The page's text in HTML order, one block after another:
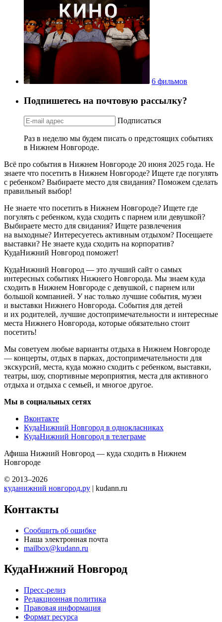
6 фильмов
Подпишетесь на почтовую рассылку?
Подписаться
Раз в неделю мы будем писать о предстоящих событиях
в Нижнем Новгороде.
Всё про события в Нижнем Новгороде 20 июня 2025 года. Не
знаете что посетить в Нижнем Новгороде? Ищете где погулять
с ребенком? Выбираете место для свидания? Поможем сделать
правильный выбор!
Не знаете что посетить в Нижнем Новгороде? Ищете где
погулять с ребенком, куда сходить с парнем или девушкой?
Выбираете место для свидания? Ищете развлечения
на выходные? Интересуетесь активным отдыхом? Посещаете
выставки? Не знаете куда сходить на корпоратив?
КудаНижний Новгород поможет!
КудаНижний Новгород — это лучший сайт о самых
интересных событиях Нижнего Новгорода. Мы знаем куда
сходить в Нижнем Новгороде с девушкой, с парнем или
большой компанией. У нас только лучшие события, музеи
и выставки Нижнего Новгорода. События для детей
и их родителей, лучшие достопримечательности и интересные
места Нижнего Новгорода, которые обязательно стоит
посетить!
Мы советуем любые варианты отдыха в Нижнем Новгороде
— концерты, отдых в парках, достопримечательности для
экскурсий, места, куда можно сходить с ребенком, выставки,
театры, шоу, спортивные мероприятия, места для активного
отдыха и отдыха с семьей, и многое другое.
Мы в социальных сетях
Вконтакте
КудаНижний Новгород в однокласниках
КудаНижний Новгород в телеграме
Афиша Нижний Новгород — куда сходить в Нижнем
Новгороде
© 2013–2026
куданижний новгород.ру | kudann.ru
Контакты
Сообщить об ошибке
Наша электронная почта
mailbox@kudann.ru
КудаНижний Новгород
Пресс-релиз
Редакционная политика
Правовая информация
Формат ресурса